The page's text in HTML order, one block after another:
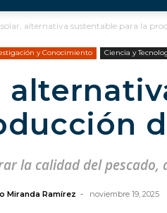
solar, alternativa sustentable para la
y Conocimiento Ciencia y
la calidad del
Miranda Ramírez - noviembre 19, 2025